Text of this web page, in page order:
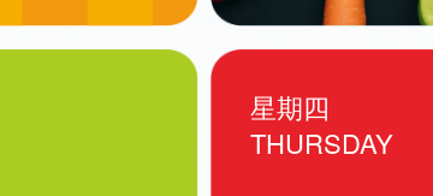
星期四
THURSDAY